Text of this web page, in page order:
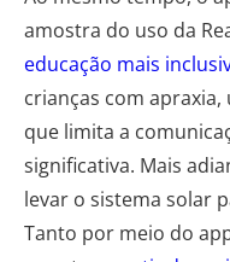
amostra do uso da
educação mais
crianças com
que limita a
significativa. Mais
levar o sistema solar
Tanto por meio do